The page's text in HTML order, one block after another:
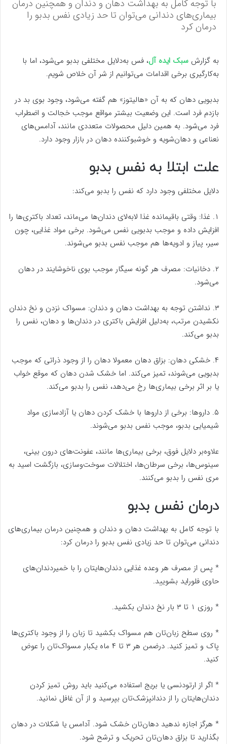
با توجه کامل به بهداشت دهان و دندان و همچنین درمان
بیماری‌های دندانی می‌توان تا حد زیادی نفس بدبو را
درمان کرد
به گزارش سبک ایده آل، فس به‌دلایل مختلفی بدبو می‌شود، اما با
به‌کارگیری برخی اقدامات می‌توانیم از شر آن خلاص شویم.
بدبویی دهان که به آن «هالیتوز» هم گفته می‌شود، وجود بوی بد در
بازدم فرد است. این وضعیت بیشتر مواقع موجب خجالت و اضطراب
فرد می‌شود. به همین دلیل محصولات متعددی مانند، آدامس‌های
نعناعی و دهان‌شویه و خوشبوکننده دهان در بازار وجود دارد.
علت ابتلا به نفس بدبو
دلایل مختلفی وجود دارد که نفس را بدبو می‌کند:
۱. غذا: وقتی باقیمانده غذا لابه‌لای دندان‌ها می‌ماند، تعداد باکتری‌ها را
افزایش داده و موجب بدبویی نفس می‌شود. برخی مواد غذایی، چون
سیر، پیاز و ادویه‌ها هم موجب نفس بدبو می‌شوند.
۲. دخانیات: مصرف هر گونه سیگار موجب بوی ناخوشایند در دهان
می‌شود.
۳. نداشتن توجه به بهداشت دهان و دندان: مسواک نزدن و نخ دندان
نکشیدن مرتب، به‌دلیل افزایش باکتری در دندان‌ها و دهان، نفس را
بدبو می‌کند.
۴. خشکی دهان: بزاق دهان معمولا دهان را از وجود ذراتی که موجب
بدبویی می‌شوند، تمیز می‌کند. اما خشک شدن دهان که موقع خواب
یا بر اثر برخی بیماری‌ها رخ می‌دهد، نفس را بدبو می‌کند.
۵. داروها: برخی از دارو‌ها با خشک کردن دهان یا آزادسازی مواد
شیمیایی بدبو، موجب نفس بدبو می‌شوند.
علاوه‌بر دلایل فوق، برخی بیماری‌ها مانند، عفونت‌های درون بینی،
سینوس‌ها، برخی سرطان‌ها، اختلالات سوخت‌وسازی، بازگشت اسید به
مری نفس را بدبو می‌کنند.
درمان نفس بدبو
با توجه کامل به بهداشت دهان و دندان و همچنین درمان بیماری‌های
دندانی می‌توان تا حد زیادی نفس بدبو را درمان کرد:
* پس از مصرف هر وعده غذایی دندان‌هایتان را با خمیردندان‌های
حاوی فلوراید بشویید.
* روزی ۱ تا ۳ بار نخ دندان بکشید.
* روی سطح زبان‌تان هم مسواک بکشید تا زبان را از وجود باکتری‌ها
پاک و تمیز کنید. درضمن هر ۳ تا ۴ ماه یکبار مسواک‌تان را عوض
کنید.
* اگر از ارتودنسی یا بریج استفاده می‌کنید باید روش تمیز کردن
دندان‌هایتان را از دندانپزشک‌تان بپرسید و از آن غافل نمانید.
* هرگز اجازه ندهید دهان‌تان خشک شود. آدامس یا شکلات در دهان
بگذارید تا بزاق دهان‌تان تحریک و ترشح شود.